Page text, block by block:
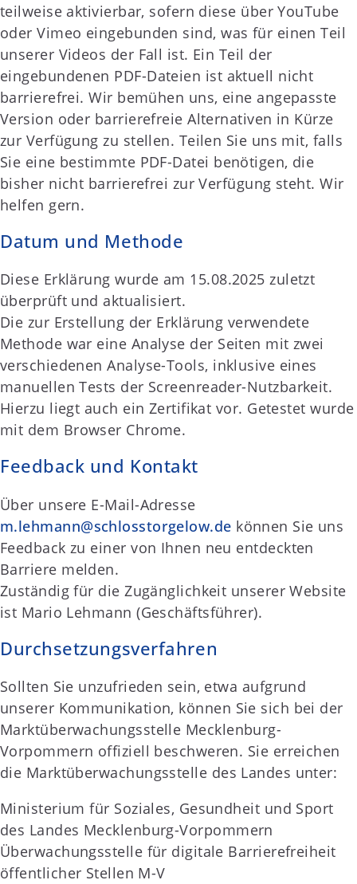
teilweise aktivierbar, sofern diese über YouTube
oder Vimeo eingebunden sind, was für einen Teil
unserer Videos der Fall ist. Ein Teil der
eingebundenen PDF-Dateien ist aktuell nicht
barrierefrei. Wir bemühen uns, eine angepasste
Version oder barrierefreie Alternativen in Kürze
zur Verfügung zu stellen. Teilen Sie uns mit, falls
Sie eine bestimmte PDF-Datei benötigen, die
bisher nicht barrierefrei zur Verfügung steht. Wir
helfen gern.
Datum und Methode
Diese Erklärung wurde am 15.08.2025 zuletzt
überprüft und aktualisiert.
Die zur Erstellung der Erklärung verwendete
Methode war eine Analyse der Seiten mit zwei
verschiedenen Analyse-Tools, inklusive eines
manuellen Tests der Screenreader-Nutzbarkeit.
Hierzu liegt auch ein Zertifikat vor. Getestet wurde
mit dem Browser Chrome.
Feedback und Kontakt
Über unsere E-Mail-Adresse
m.lehmann@schlosstorgelow.de können Sie uns
Feedback zu einer von Ihnen neu entdeckten
Barriere melden.
Zuständig für die Zugänglichkeit unserer Website
ist Mario Lehmann (Geschäftsführer).
Durchsetzungsverfahren
Sollten Sie unzufrieden sein, etwa aufgrund
unserer Kommunikation, können Sie sich bei der
Marktüberwachungsstelle Mecklenburg-
Vorpommern offiziell beschweren. Sie erreichen
die Marktüberwachungsstelle des Landes unter:
Ministerium für Soziales, Gesundheit und Sport
des Landes Mecklenburg-Vorpommern
Überwachungsstelle für digitale Barrierefreiheit
öffentlicher Stellen M-V